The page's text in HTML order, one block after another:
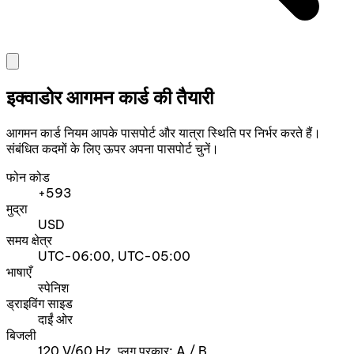
इक्वाडोर आगमन कार्ड की तैयारी
आगमन कार्ड नियम आपके पासपोर्ट और यात्रा स्थिति पर निर्भर करते हैं।
संबंधित कदमों के लिए ऊपर अपना पासपोर्ट चुनें।
फोन कोड
+593
मुद्रा
USD
समय क्षेत्र
UTC-06:00, UTC-05:00
भाषाएँ
स्पेनिश
ड्राइविंग साइड
दाईं ओर
बिजली